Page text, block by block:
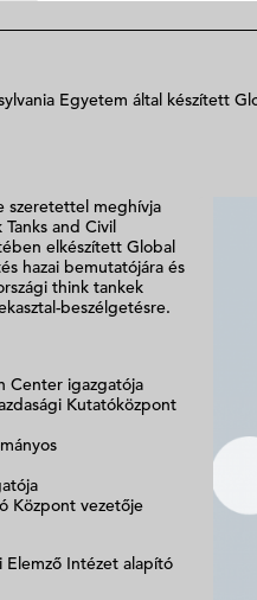
Egyetem által készített
szeretettel meghívja
and Civil
elkészített Global
hazai bemutatójára és
think tankek
beszélgetésre.
Center igazgatója
Kutatóközpont
Központ vezetője
Elemző Intézet alapító